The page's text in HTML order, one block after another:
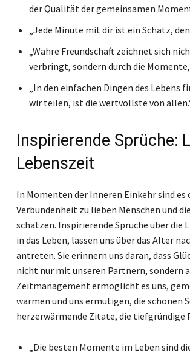
der Qualität der gemeinsamen
„Jede Minute mit dir ist ein Schatz,
„Wahre Freundschaft zeichnet sich
verbringt, sondern durch die
„In den einfachen Dingen des
wir teilen, ist die wertvollste von
Inspirierende Sprüche:
Lebenszeit
In Momenten der Inneren Einkehr sind
Verbundenheit zu lieben Menschen und
schätzen. Inspirierende Sprüche über
in das Leben, lassen uns über das Alter
antreten. Sie erinnern uns daran, dass
nicht nur mit unseren Partnern, sondern
Zeitmanagement ermöglicht es uns,
wärmen und uns ermutigen, die schönen
herzerwärmende Zitate, die tiefgründige
„Die besten Momente im Leben sind